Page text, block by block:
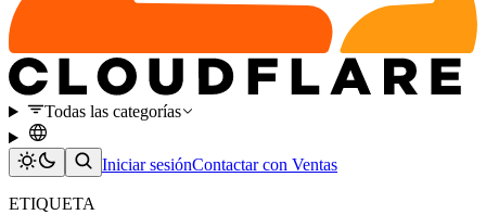
Todas las categorías
Iniciar sesiónContactar con Ventas
ETIQUETA